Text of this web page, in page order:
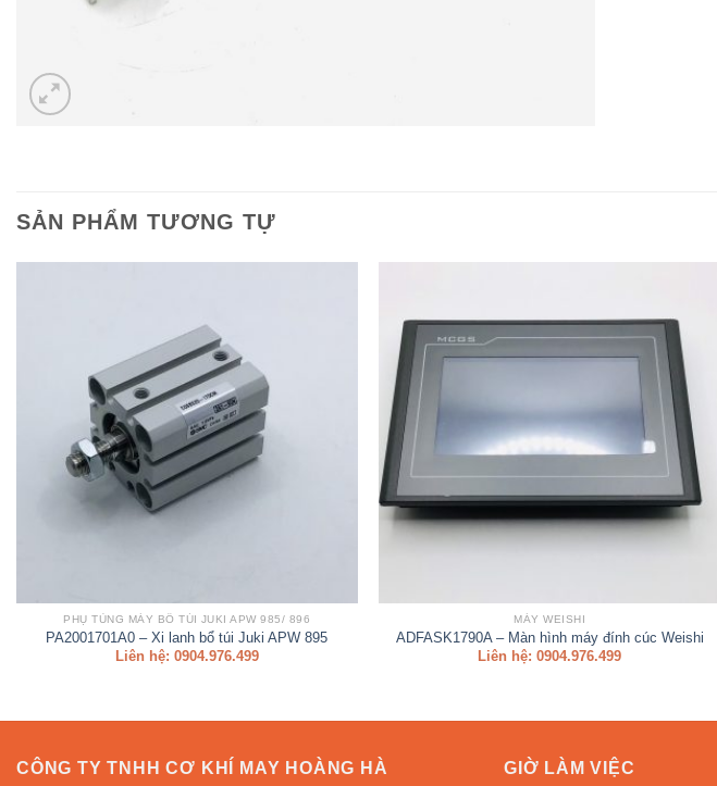
SẢN PHẨM TƯƠNG TỰ
PHỤ TÙNG MÁY BỔ TÚI JUKI APW 985/ 896
PA2001701A0 – Xi lanh bổ túi Juki APW 895
Liên hệ: 0904.976.499
MÁY WEISHI
ADFASK1790A – Màn hình máy đính cúc Weishi
Liên hệ: 0904.976.499
CÔNG TY TNHH CƠ KHÍ MAY HOÀNG HÀ GIỜ LÀM VIỆC